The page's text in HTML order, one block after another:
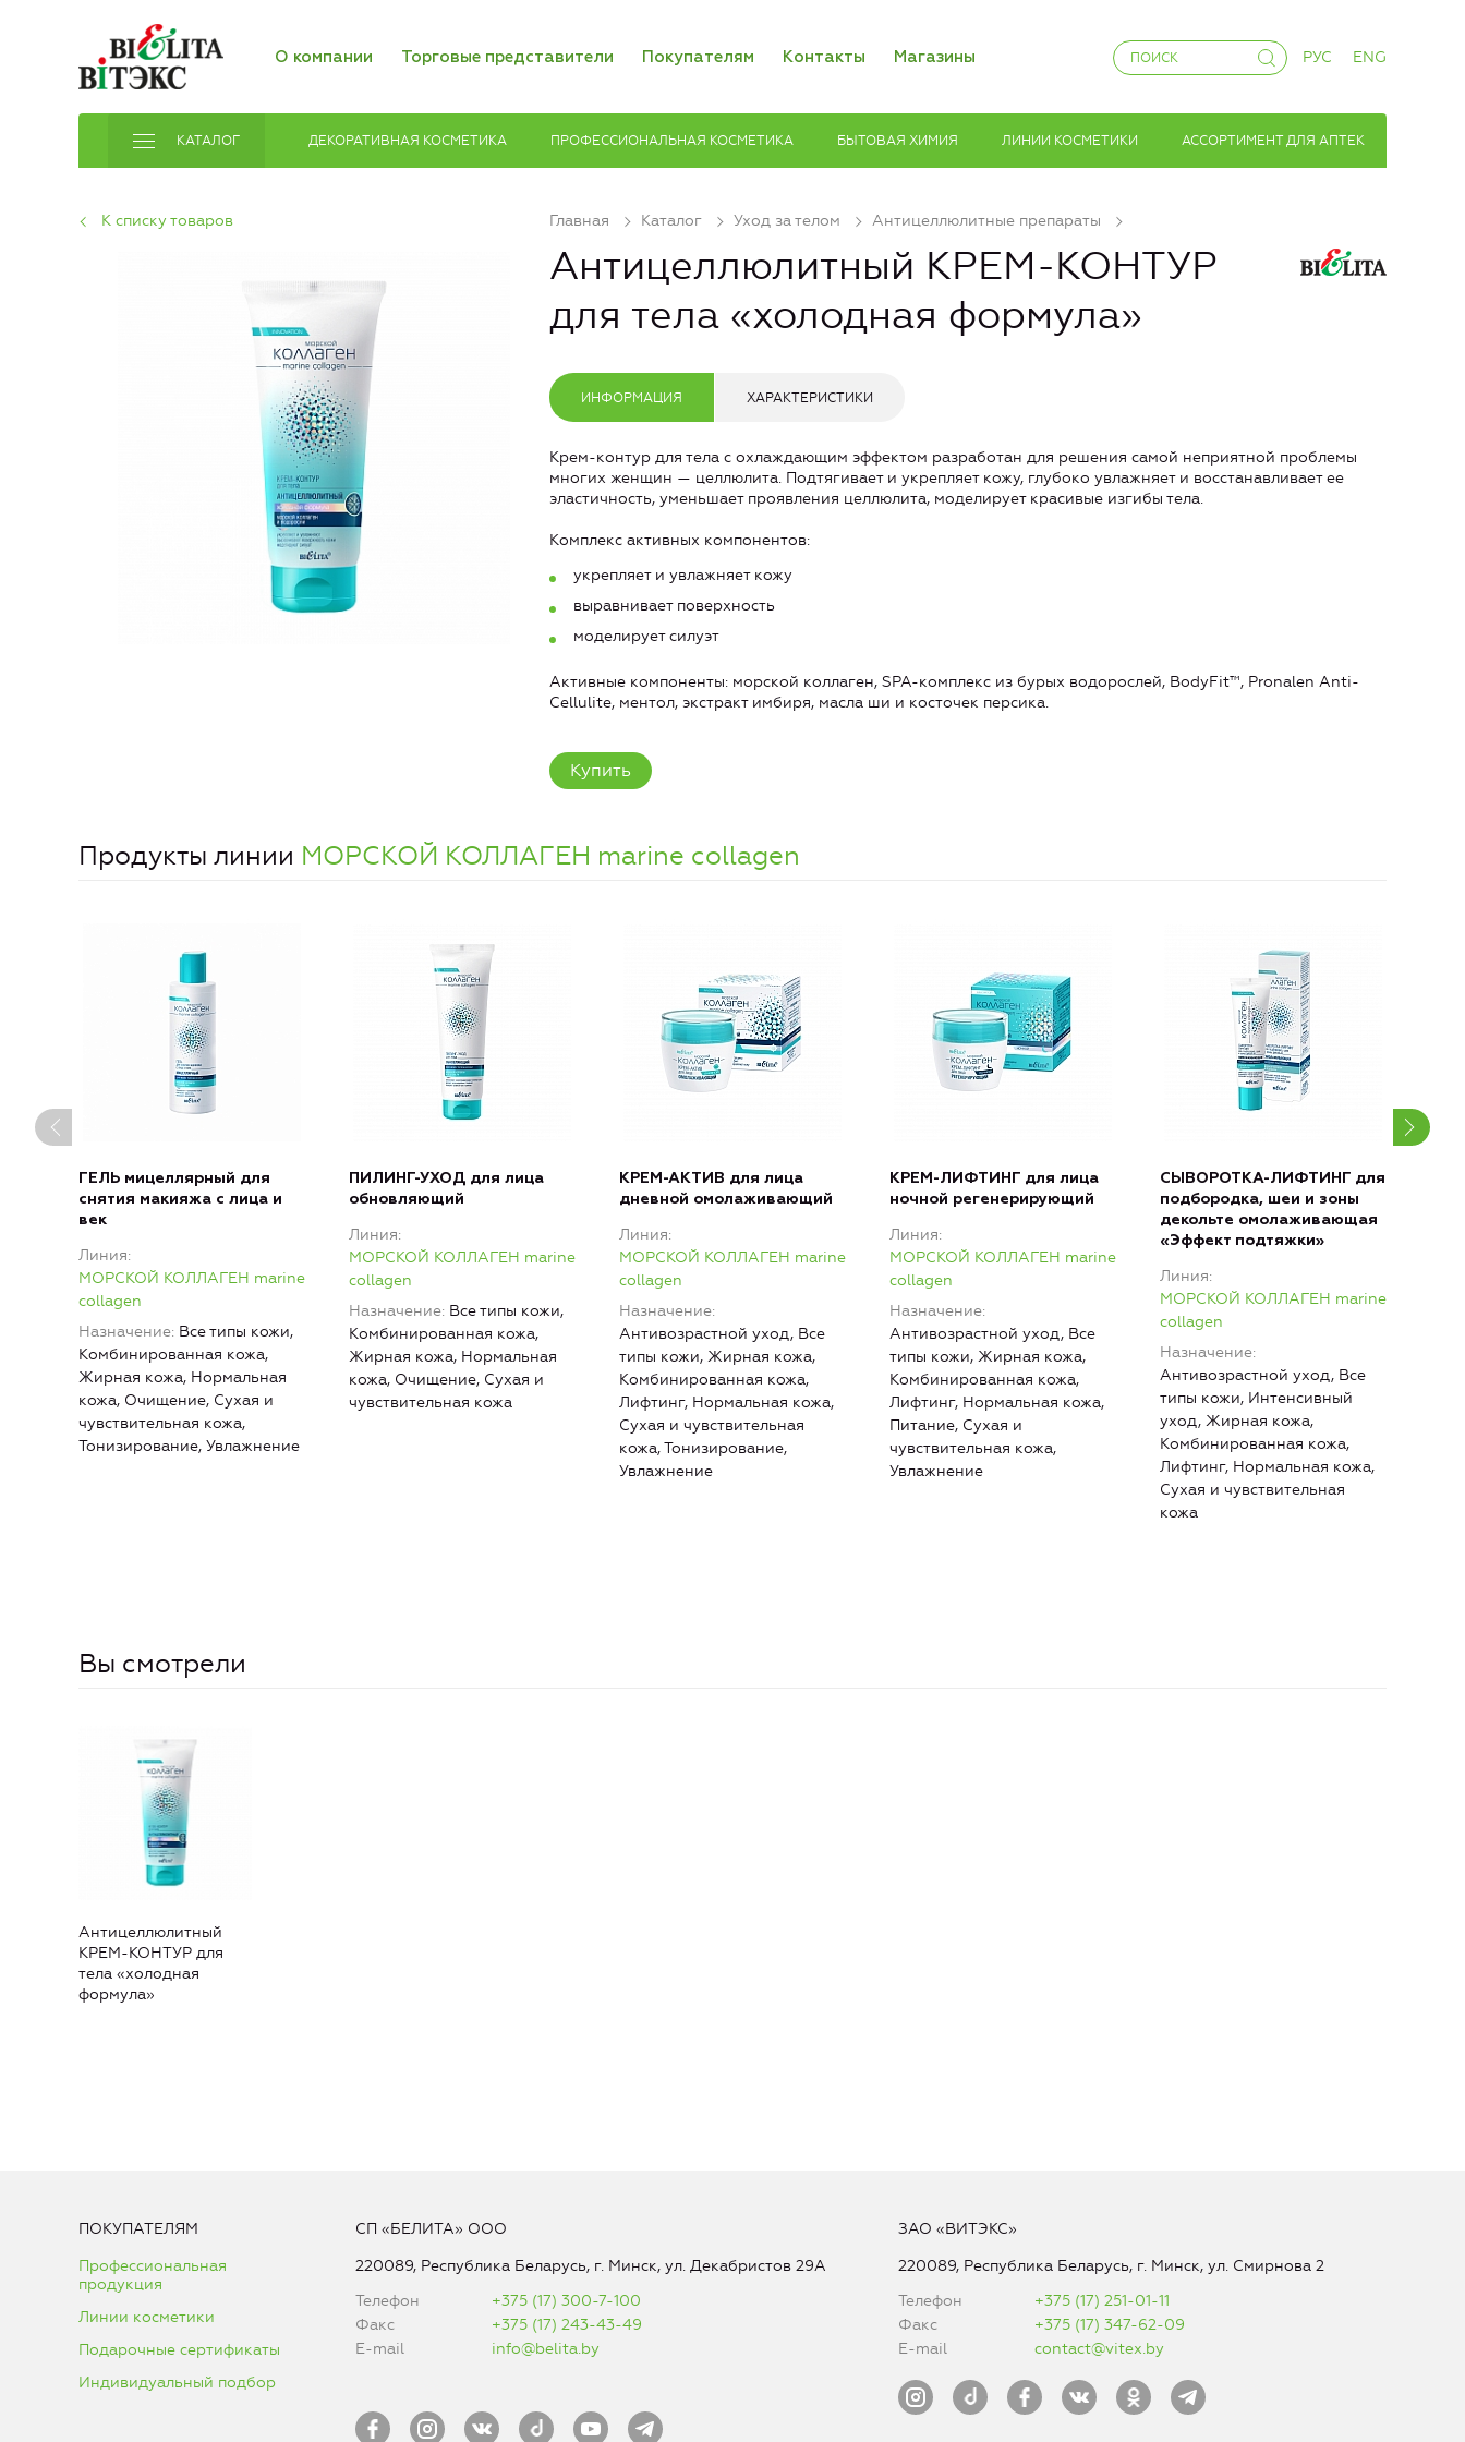
О компании Торговые представители Покупателям Контакты Магазины РУС ENG
КАТАЛОГ ДЕКОРАТИВНАЯ КОСМЕТИКА ПРОФЕССИОНАЛЬНАЯ КОСМЕТИКА БЫТОВАЯ ХИМИЯ ЛИНИИ КОСМЕТИКИ АССОРТИМЕНТ ДЛЯ АПТЕК
Главная Каталог Уход за телом Антицеллюлитные препараты
К списку товаров
Антицеллюлитный КРЕМ-КОНТУР
для тела «холодная формула»
ИНФОРМАЦИЯ ХАРАКТЕРИСТИКИ
Крем-контур для тела с охлаждающим эффектом разработан для решения самой неприятной проблемы
многих женщин — целлюлита. Подтягивает и укрепляет кожу, глубоко увлажняет и восстанавливает ее
эластичность, уменьшает проявления целлюлита, моделирует красивые изгибы тела.
Комплекс активных компонентов:
укрепляет и увлажняет кожу
выравнивает поверхность
моделирует силуэт
Активные компоненты: морской коллаген, SPA-комплекс из бурых водорослей, BodyFit™, Pronalen Anti-
Cellulite, ментол, экстракт имбиря, масла ши и косточек персика.
Купить
Продукты линии МОРСКОЙ КОЛЛАГЕН marine collagen
ГЕЛЬ мицеллярный для
снятия макияжа с лица и
век
Линия
МОРСКОЙ КОЛЛАГЕН marine
collagen
Назначение Все типы кожи,
Комбинированная кожа,
Жирная кожа, Нормальная
кожа, Очищение, Сухая и
чувствительная кожа,
Тонизирование, Увлажнение
ПИЛИНГ-УХОД для лица
обновляющий
Линия
МОРСКОЙ КОЛЛАГЕН marine
collagen
Назначение Все типы кожи,
Комбинированная кожа,
Жирная кожа, Нормальная
кожа, Очищение, Сухая и
чувствительная кожа
КРЕМ-АКТИВ для лица
дневной омолаживающий
Линия
МОРСКОЙ КОЛЛАГЕН marine
collagen
Назначение
Антивозрастной уход, Все
типы кожи, Жирная кожа,
Комбинированная кожа,
Лифтинг, Нормальная кожа,
Сухая и чувствительная
кожа, Тонизирование,
Увлажнение
КРЕМ-ЛИФТИНГ для лица
ночной регенерирующий
Линия
МОРСКОЙ КОЛЛАГЕН marine
collagen
Назначение
Антивозрастной уход, Все
типы кожи, Жирная кожа,
Комбинированная кожа,
Лифтинг, Нормальная кожа,
Питание, Сухая и
чувствительная кожа,
Увлажнение
СЫВОРОТКА-ЛИФТИНГ для
подбородка, шеи и зоны
декольте омолаживающая
«Эффект подтяжки»
Линия
МОРСКОЙ КОЛЛАГЕН marine
collagen
Назначение
Антивозрастной уход, Все
типы кожи, Интенсивный
уход, Жирная кожа,
Комбинированная кожа,
Лифтинг, Нормальная кожа,
Сухая и чувствительная
кожа
Вы смотрели
Антицеллюлитный
КРЕМ-КОНТУР для
тела «холодная
формула»
ПОКУПАТЕЛЯМ
Профессиональная
продукция
Линии косметики
Подарочные сертификаты
Индивидуальный подбор
СП «БЕЛИТА» ООО
220089, Республика Беларусь, г. Минск, ул. Декабристов 29А
Телефон
+375 (17) 300-7-100
Факс
+375 (17) 243-43-49
E-mail
info@belita.by
ЗАО «ВИТЭКС»
220089, Республика Беларусь, г. Минск, ул. Смирнова 2
Телефон
+375 (17) 251-01-11
Факс
+375 (17) 347-62-09
E-mail
contact@vitex.by